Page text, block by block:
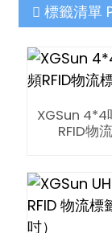
標籤清單
XGSun 4*4
RFID物